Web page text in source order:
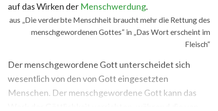
auf das Wirken der Menschwerdung.
aus „Die verderbte Menschheit braucht mehr die Rettung des
menschgewordenen Gottes“ in „Das Wort erscheint im
Fleisch“
Der menschgewordene Gott unterscheidet sich
wesentlich von den von Gott eingesetzten
Menschen. Der menschgewordene Gott kann das